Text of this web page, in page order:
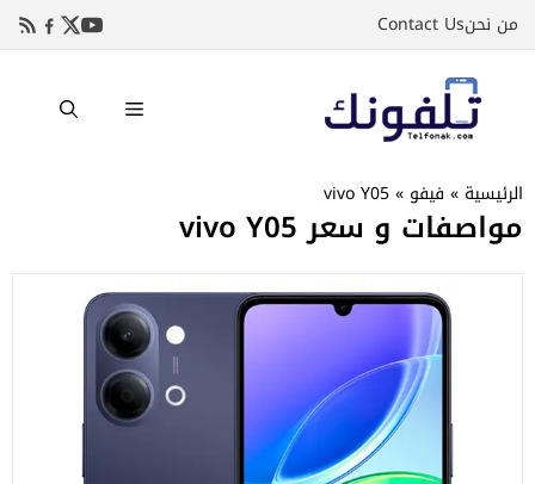
إلىمن نحنContact Us
القائمة
الرئيسية » فيفو »
vivo Y05
مواصفات و سعر vivo Y05